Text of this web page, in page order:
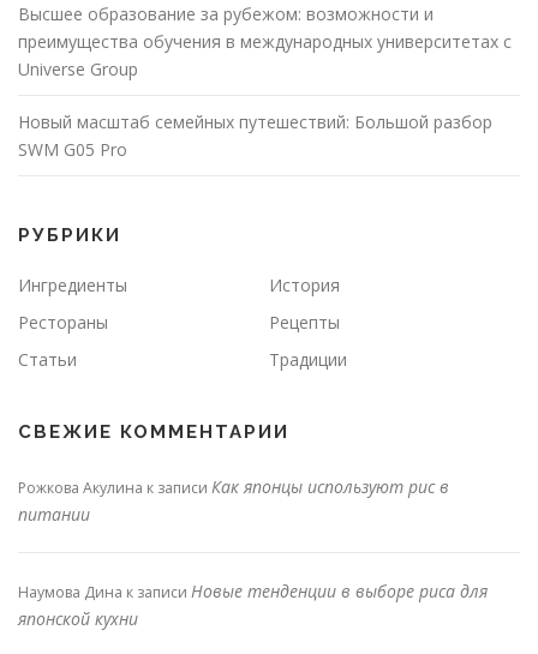
Высшее образование за рубежом: возможности и
преимущества обучения в международных университетах с
Universe Group
Новый масштаб семейных путешествий: Большой разбор
SWM G05 Pro
РУБРИКИ
Ингредиенты
История
Рестораны
Рецепты
Статьи
Традиции
СВЕЖИЕ КОММЕНТАРИИ
Рожкова Акулина к записи Как японцы используют рис в
питании
Наумова Дина к записи Новые тенденции в выборе риса для
японской кухни